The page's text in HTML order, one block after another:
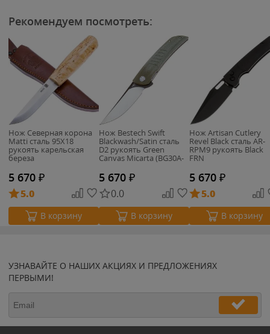
Рекомендуем посмотреть:
Нож Северная корона
Matti сталь 95Х18
рукоять карельская
береза
5 670 ₽
5.0
В корзину
Нож Bestech Swift
Blackwash/Satin сталь
D2 рукоять Green
Canvas Micarta (BG30A-
5 670 ₽
0.0
В корзину
Нож Artisan Cutlery
Revel Black сталь AR-
RPM9 рукоять Black
FRN
5 670 ₽
5.0
В корзину
УЗНАВАЙТЕ О НАШИХ АКЦИЯХ И ПРЕДЛОЖЕНИЯХ
ПЕРВЫМИ!